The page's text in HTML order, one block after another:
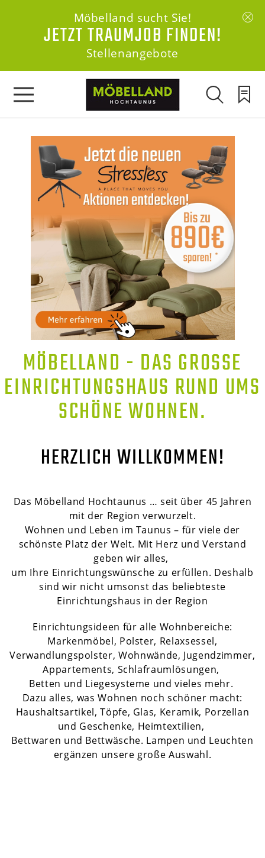
Möbelland sucht Sie!
JETZT TRAUMJOB FINDEN!
Stellenangebote
MÖBELLAND - DAS GROSSE E
INRICHTUNGSHAUS RUND UMS S
CHÖNE WOHNEN.
HERZLICH WILLKOMMEN!
Das Möbelland Hochtaunus … seit über 45 Jahren
mit der Region verwurzelt.
Wohnen und Leben im Taunus – für viele der
schönste Platz der Welt. Mit Herz und Verstand
geben wir alles,
um Ihre Einrichtungswünsche zu erfüllen. Deshalb
sind wir nicht umsonst das beliebteste
Einrichtungshaus in der Region
Einrichtungsideen für alle Wohnbereiche:
Markenmöbel, Polster, Relaxsessel,
Verwandlungspolster, Wohnwände, Jugendzimmer,
Appartements, Schlafraumlösungen,
Betten und Liegesysteme und vieles mehr.
Dazu alles, was Wohnen noch schöner macht:
Haushaltsartikel, Töpfe, Glas, Keramik, Porzellan
und Geschenke, Heimtextilien,
Bettwaren und Bettwäsche. Lampen und Leuchten
ergänzen unsere große Auswahl.